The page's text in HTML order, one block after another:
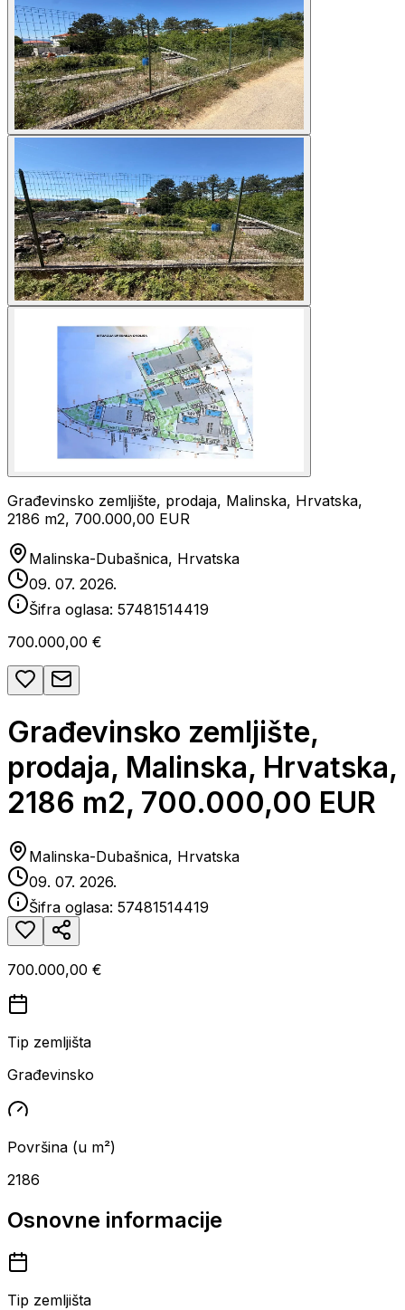
Građevinsko zemljište, prodaja, Malinska, Hrvatska,
2186 m2, 700.000,00 EUR
Malinska-Dubašnica, Hrvatska
09. 07. 2026.
Šifra oglasa: 57481514419
700.000,00 €
Građevinsko zemljište,
prodaja, Malinska, Hrvatska,
2186 m2, 700.000,00 EUR
Malinska-Dubašnica, Hrvatska
09. 07. 2026.
Šifra oglasa: 57481514419
700.000,00 €
Tip zemljišta
Građevinsko
Površina (u m²)
2186
Osnovne informacije
Tip zemljišta